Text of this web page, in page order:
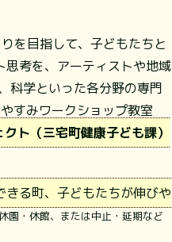
を目指して、子どもたちと
考を、アーティストや地域
科学といった各分野の専門
すみワークショップ教室
ト（三宅町健康子ども課）
る町、子どもたちが伸びや
園・休館、または中止・延期など